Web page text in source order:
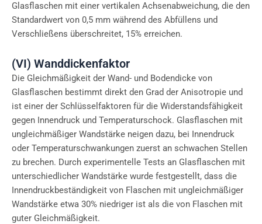
Glasflaschen mit einer vertikalen Achsenabweichung, die den
Standardwert von 0,5 mm während des Abfüllens und
Verschließens überschreitet, 15% erreichen.
(VI) Wanddickenfaktor
Die Gleichmäßigkeit der Wand- und Bodendicke von
Glasflaschen bestimmt direkt den Grad der Anisotropie und
ist einer der Schlüsselfaktoren für die Widerstandsfähigkeit
gegen Innendruck und Temperaturschock. Glasflaschen mit
ungleichmäßiger Wandstärke neigen dazu, bei Innendruck
oder Temperaturschwankungen zuerst an schwachen Stellen
zu brechen. Durch experimentelle Tests an Glasflaschen mit
unterschiedlicher Wandstärke wurde festgestellt, dass die
Innendruckbeständigkeit von Flaschen mit ungleichmäßiger
Wandstärke etwa 30% niedriger ist als die von Flaschen mit
guter Gleichmäßigkeit.